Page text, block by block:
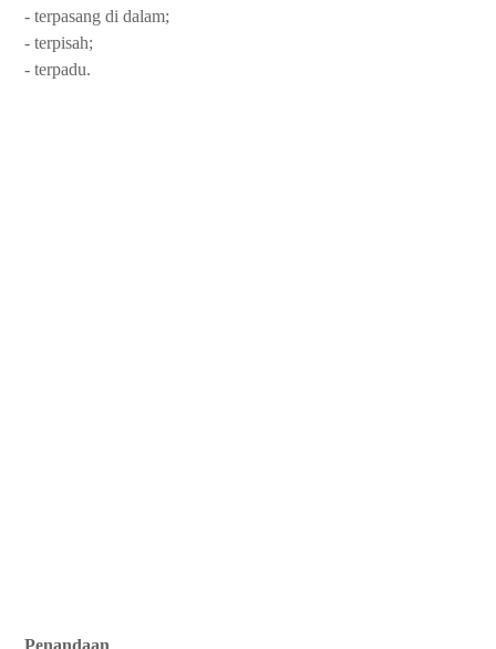
- terpasang di dalam;
- terpisah;
- terpadu.
Penandaan